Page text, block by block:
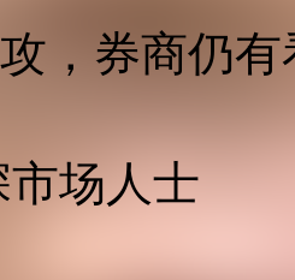
，券商仍有
市场人士